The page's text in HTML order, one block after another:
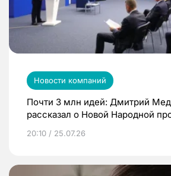
Новости компаний
Почти 3 млн идей: Дмитрий
рассказал о Новой Народной
20:10 / 25.07.26